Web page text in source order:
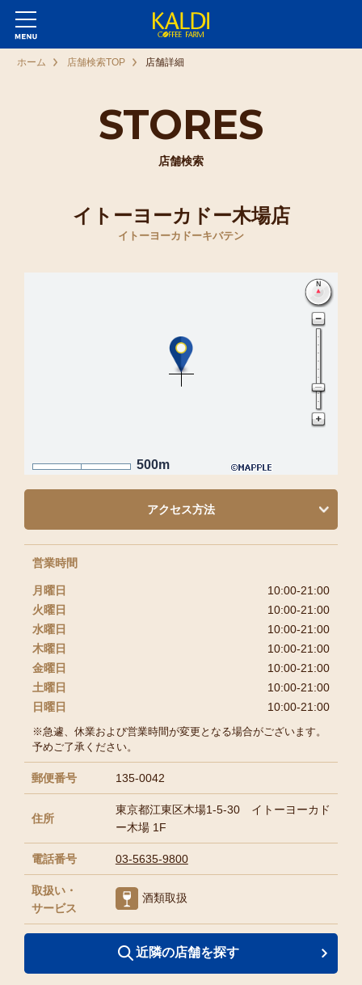
STORES
店舗検索
ホーム 店舗検索TOP 店舗詳細
イトーヨーカドー木場店
イトーヨーカドーキバテン
500m
営業時間
月曜日
10:00-21:00
火曜日
10:00-21:00
水曜日
10:00-21:00
木曜日
10:00-21:00
金曜日
10:00-21:00
土曜日
10:00-21:00
日曜日
10:00-21:00
※急遽、休業および営業時間が変更となる場合がございます。
予めご了承ください。
郵便番号 135-0042
住所
東京都江東区木場1-5-30 イトーヨーカド
ー木場 1F
電話番号 03-5635-9800
取扱い・
サービス
酒類取扱
アクセス方法